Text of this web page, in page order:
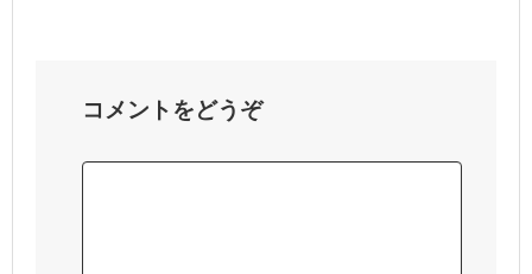
コメントをどうぞ